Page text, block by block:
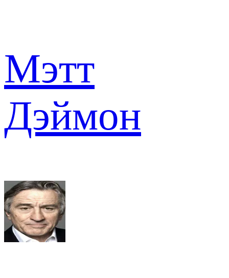
Мэтт
Дэймон